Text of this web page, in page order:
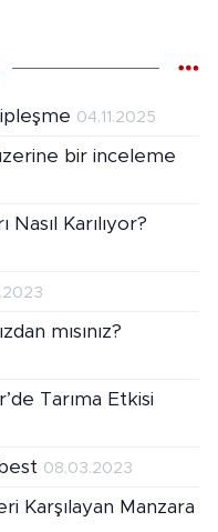
04.11.2025
bir inceleme
Nasıl Karılıyor?
mısınız?
Tarıma Etkisi
08.03.2023
Karşılayan Manzara